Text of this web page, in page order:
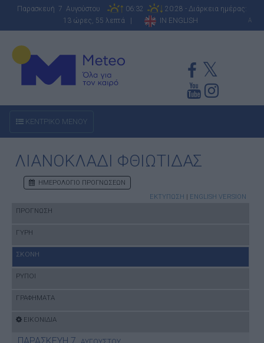
Παρασκευή 7 Αυγούστου 06:32
20:28 - Διάρκεια ημέρας:
13 ώρες, 55 λεπτά |
IN ENGLISH A
ΚΕΝΤΡΙΚΟ ΜΕΝΟΥ
ΛΙΑΝΟΚΛΑΔΙ ΦΘΙΩΤΙΔΑΣ
ΗΜΕΡΟΛΟΓΙΟ ΠΡΟΓΝΩΣΕΩΝ
ΕΚΤΥΠΩΣΗ | ENGLISH VERSION
ΠΡΟΓΝΩΣΗ
ΓΥΡΗ
ΣΚΟΝΗ
ΡΥΠΟΙ
ΓΡΑΦΗΜΑΤΑ
ΕΙΚΟΝΙΔΙΑ